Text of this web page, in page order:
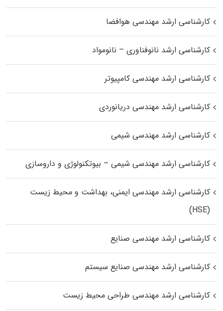
کارشناسی ارشد مهندسی هوافضا
کارشناسی ارشد نانوفناوری – نانومواد
کارشناسی ارشد مهندسی کامپیوتر
کارشناسی ارشد مهندسی دریانوردی
کارشناسی ارشد مهندسی شیمی
کارشناسی ارشد مهندسی شیمی – بیوتکنولوژی و داروسازی
کارشناسی ارشد مهندسی ایمنی، بهداشت و محیط زیست
(HSE)
کارشناسی ارشد مهندسی صنایع
کارشناسی ارشد مهندسی صنایع سیستم
کارشناسی ارشد مهندسی طراحی محیط زیست